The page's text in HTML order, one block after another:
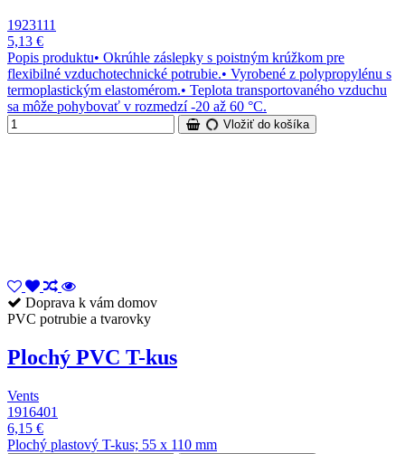
1923111
5,13 €
Popis produktu• Okrúhle záslepky s poistným krúžkom pre
flexibilné vzduchotechnické potrubie.• Vyrobené z polypropylénu s
termoplastickým elastomérom.• Teplota transportovaného vzduchu
sa môže pohybovať v rozmedzí -20 až 60 °C.
Vložiť do košíka
Doprava k vám domov
PVC potrubie a tvarovky
Plochý PVC T-kus
Vents
1916401
6,15 €
Plochý plastový T-kus; 55 x 110 mm